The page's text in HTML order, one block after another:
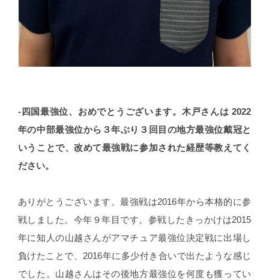
-四国最強位、おめでとうございます。木戸さんは 2022
年の中部最強位から３年ぶり３回目の地方最強位戴冠と
いうことで、改めて最強戦に参加された経歴等教えてく
ださい。
ありがとうございます。最強戦は2016年から本格的に参
戦しました。今年９年目です。参戦したきっかけは2015
年に知人の山越さんがアマチュア最強位決定戦に出場し
負けたことで、2016年に多少付き合いで出たような感じ
でした。山越さんはその後地方最強位を何度も獲ってい